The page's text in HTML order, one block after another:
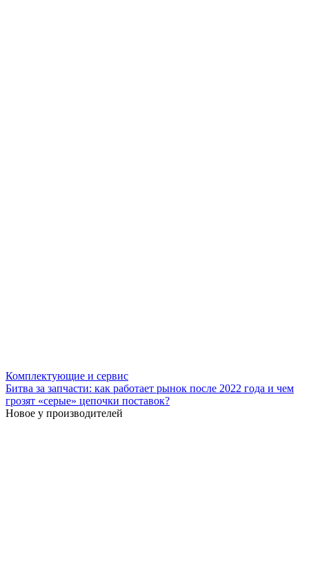
Комплектующие и сервис
Битва за запчасти: как работает рынок после 2022 года и чем
грозят «серые» цепочки поставок?
Новое у производителей